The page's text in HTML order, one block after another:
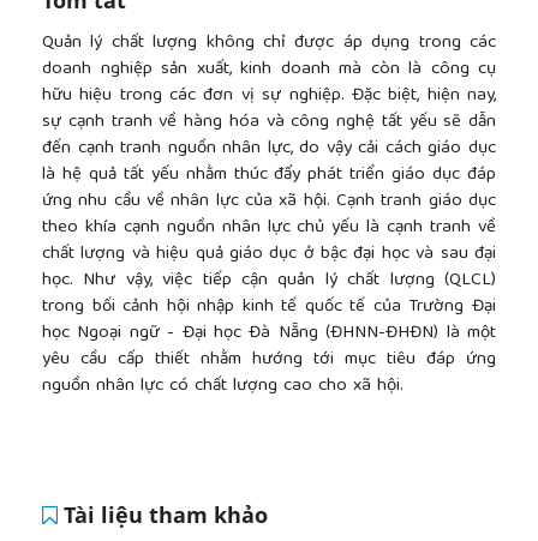
Quản lý chất lượng không chỉ được áp dụng trong các
doanh nghiệp sản xuất, kinh doanh mà còn là công cụ
hữu hiệu trong các đơn vị sự nghiệp. Đặc biệt, hiện nay,
sự cạnh tranh về hàng hóa và công nghệ tất yếu sẽ dẫn
đến cạnh tranh nguồn nhân lực, do vậy cải cách giáo dục
là hệ quả tất yếu nhằm thúc đẩy phát triển giáo dục đáp
ứng nhu cầu về nhân lực của xã hội. Cạnh tranh giáo dục
theo khía cạnh nguồn nhân lực chủ yếu là cạnh tranh về
chất lượng và hiệu quả giáo dục ở bậc đại học và sau đại
học. Như vậy, việc tiếp cận quản lý chất lượng (QLCL)
trong bối cảnh hội nhập kinh tế quốc tế của Trường Đại
học Ngoại ngữ - Đại học Đà Nẵng (ĐHNN-ĐHĐN) là một
yêu cầu cấp thiết nhằm hướng tới mục tiêu đáp ứng
nguồn nhân lực có chất lượng cao cho xã hội.
Tài liệu tham khảo